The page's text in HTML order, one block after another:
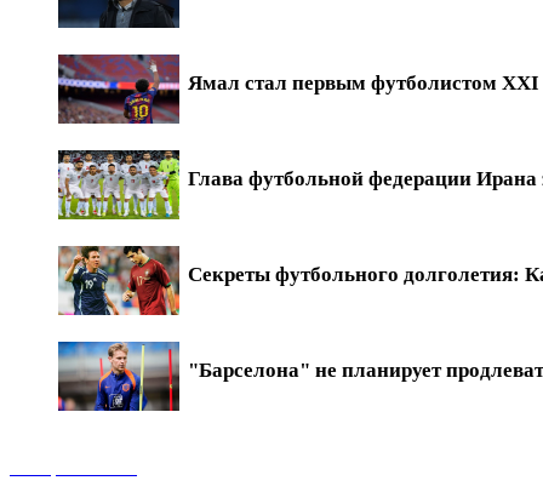
Ямал стал первым футболистом XXI
Глава футбольной федерации Ирана
Секреты футбольного долголетия:
"Барселона" не планирует